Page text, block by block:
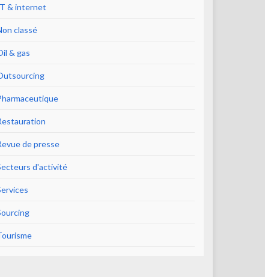
& internet
classé
& gas
de presse
d'activité